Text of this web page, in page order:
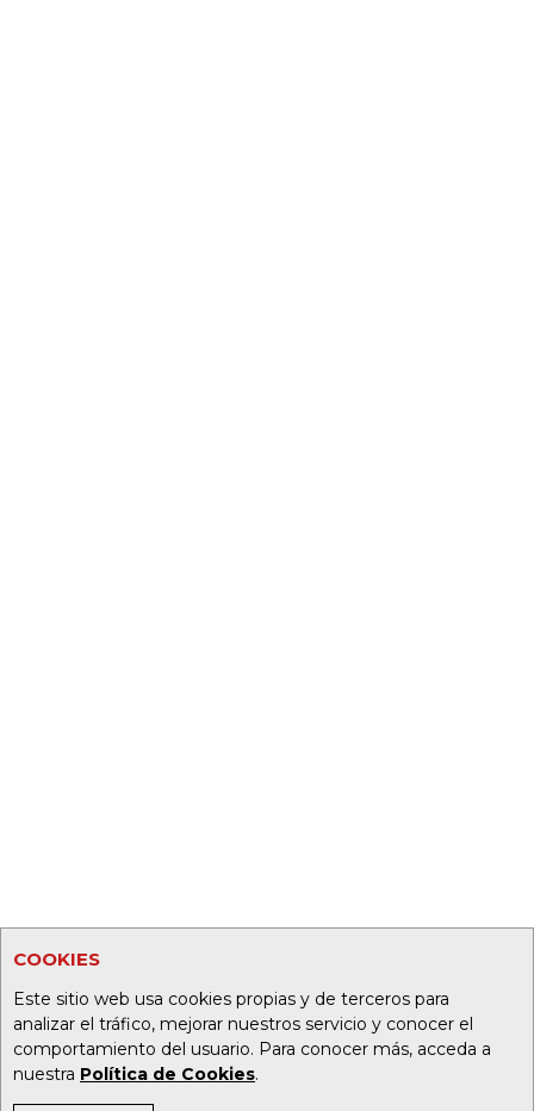
COOKIES
Este sitio web usa cookies propias y de terceros para
analizar el tráfico, mejorar nuestros servicio y conocer el
comportamiento del usuario. Para conocer más, acceda a
nuestra Política de Cookies.